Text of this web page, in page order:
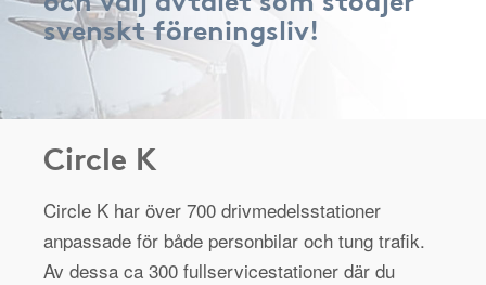
svenskt föreningsliv!
Circle K
Circle K har över 700 drivmedelsstationer
anpassade för både personbilar och tung trafik.
Av dessa ca 300 fullservicestationer där du